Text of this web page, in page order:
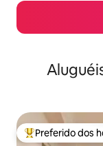
Entre os
Preferido dos